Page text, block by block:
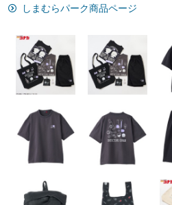
しまむらパーク商品ページ